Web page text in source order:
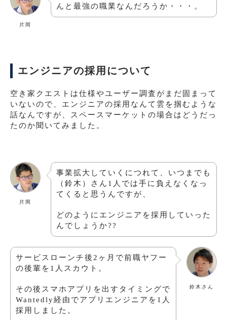
片岡
んと最強の職業なんだろうか・・・。
エンジニアの採用について
空き家クエストは仕様やユーザー調査がまだ固まって
いないので、エンジニアの採用なんて雲を掴むような
話なんですが、スペースマーケットの場合はどうだっ
たのか聞いてみました。
片岡
事業拡大していくにつれて、いつまでも
（鈴木）さん1人では手に負えなくなっ
てくると思うんですが、
どのようにエンジニアを採用していった
んでしょうか??
鈴木さん
サービスローンチ後2ヶ月で前職ヤフー
の後輩を1人スカウト。
その後スマホアプリを出すタイミングで
Wantedly経由でアプリエンジニアを1人
採用しました。